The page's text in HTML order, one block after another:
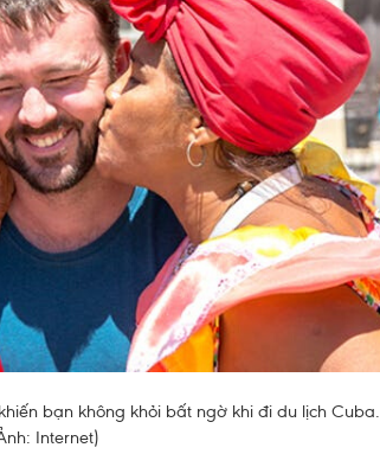
bạn không khỏi bất ngờ khi đi du lịch Cuba.
Internet)